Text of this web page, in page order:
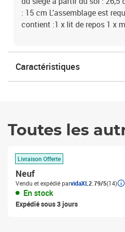
: 15 cm L'assemblage est
contient :1 x lit de repos 1 x
Caractéristiques
Toutes les
Livraison Offerte
Neuf
Vendu et expédié parvidaXL 2.79/5(14)
En stock
Expédié sous 3 jours